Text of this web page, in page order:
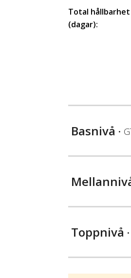
Total hållbarhet
(dagar):
Basnivå •
Toppnivå